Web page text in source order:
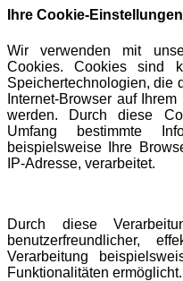
Ihre Cookie-Einstellungen
Wir verwenden mit
Cookies. Cookies sind
Speichertechnologien, die
Internet-Browser auf
werden. Durch diese
Umfang bestimmte
beispielsweise Ihre
IP-Adresse, verarbeitet.
Durch diese
benutzerfreundlicher,
Verarbeitung
Funktionalitäten ermöglicht.